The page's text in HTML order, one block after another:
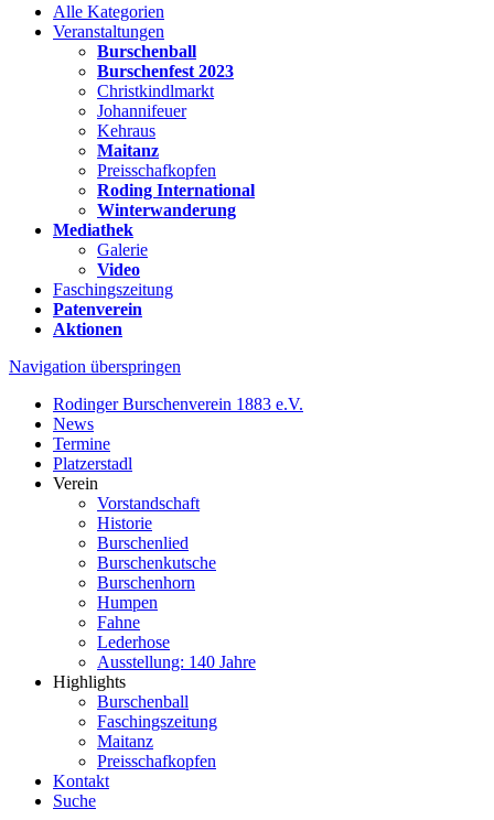
Alle Kategorien
Veranstaltungen
Burschenball
Burschenfest 2023
Christkindlmarkt
Johannifeuer
Kehraus
Maitanz
Preisschafkopfen
Roding International
Winterwanderung
Mediathek
Galerie
Video
Faschingszeitung
Patenverein
Aktionen
Navigation überspringen
Rodinger Burschenverein 1883 e.V.
News
Termine
Platzerstadl
Verein
Vorstandschaft
Historie
Burschenlied
Burschenkutsche
Burschenhorn
Humpen
Fahne
Lederhose
Ausstellung: 140 Jahre
Highlights
Burschenball
Faschingszeitung
Maitanz
Preisschafkopfen
Kontakt
Suche